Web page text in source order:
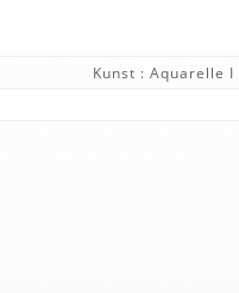
Kunst : Aquarelle I